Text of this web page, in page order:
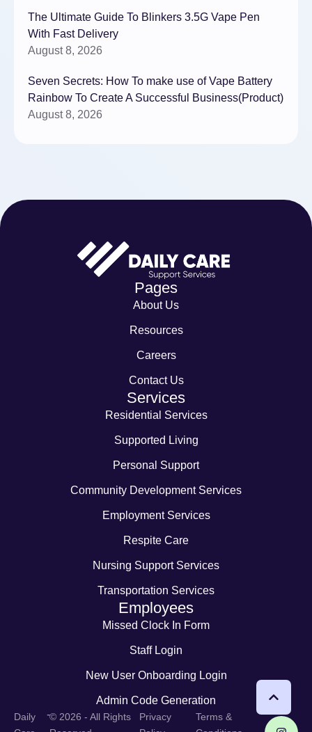
The Ultimate Guide To Blinkers 3.5G Vape Pen
With Fast Delivery
August 8, 2026
Seven Secrets: How To make use of Vape Battery
Rainbow To Create A Successful Business(Product)
August 8, 2026
Pages
About Us
Resources
Careers
Contact Us
Services
Residential Services
Supported Living
Personal Support
Community Development Services
Employment Services
Respite Care
Nursing Support Services
Transportation Services
Employees
Missed Clock In Form
Staff Login
New User Onboarding Login
Admin Code Generation
Daily
-© 2026 - All Rights
Privacy
Terms &